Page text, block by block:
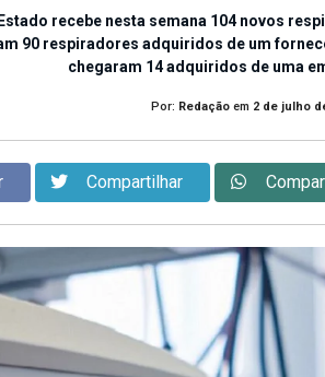
recebe nesta semana 104 novos
90 respiradores adquiridos de um
chegaram 14 adquiridos de uma
Por: Redação em 2 de julho
Compartilhar